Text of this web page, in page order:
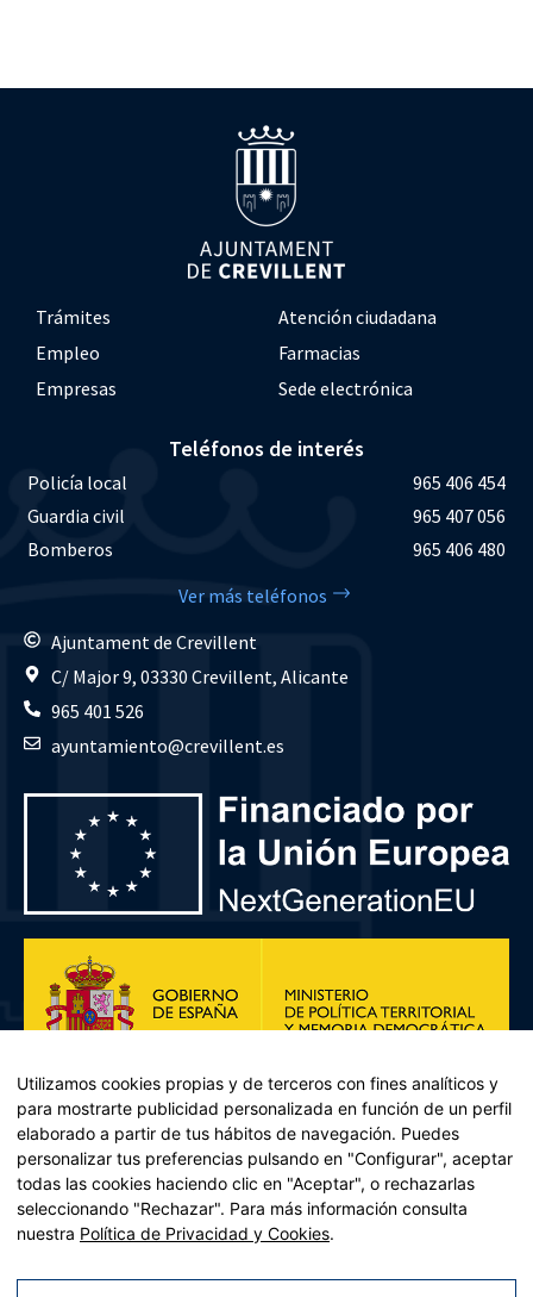
Trámites
Atención ciudadana
Empleo
Farmacias
Empresas
Sede electrónica
Teléfonos de interés
Policía local
965 406 454
Guardia civil
965 407 056
Bomberos
965 406 480
Ver más teléfonos
Ajuntament de Crevillent
C/ Major 9, 03330 Crevillent, Alicante
965 401 526
ayuntamiento@crevillent.es
Plan de Recuperación, Transformación y Resiliencia – Financiado por
Recuperación y resiliencia, establecido por el Reglamento (UE)
Utilizamos cookies propias y de terceros con fines analíticos y
para mostrarte publicidad personalizada en función de un perfil
elaborado a partir de tus hábitos de navegación. Puedes
personalizar tus preferencias pulsando en "Configurar", aceptar
todas las cookies haciendo clic en "Aceptar", o rechazarlas
seleccionando "Rechazar". Para más información consulta
nuestra Política de Privacidad y Cookies.